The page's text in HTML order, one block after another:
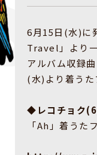
6月15日(水)に
Travel」より一
アルバム収録
(水)より着うた
◆レコチョク
「Ah」着うた